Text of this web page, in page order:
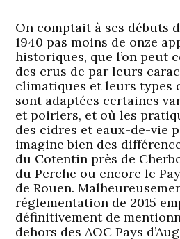
On comptait à ses débuts
1940 pas moins de onze
historiques, que l’on peut
des crus de par leurs
climatiques et leurs types
sont adaptées certaines
et poiriers, et où les
des cidres et eaux-de-vie
imagine bien des
du Cotentin près de
du Perche ou encore le
de Rouen.
réglementation de 2015
définitivement de
dehors des AOC Pays